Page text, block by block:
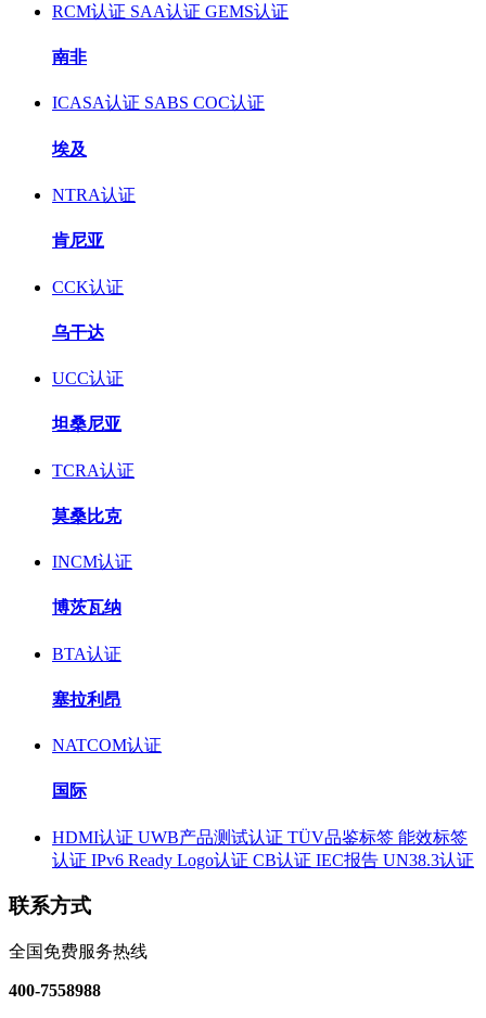
RCM认证 SAA认证 GEMS认证
南非
ICASA认证 SABS COC认证
埃及
NTRA认证
肯尼亚
CCK认证
乌干达
UCC认证
坦桑尼亚
TCRA认证
莫桑比克
INCM认证
博茨瓦纳
BTA认证
塞拉利昂
NATCOM认证
国际
HDMI认证 UWB产品测试认证 TÜV品鉴标签 能效标签
认证 IPv6 Ready Logo认证 CB认证 IEC报告 UN38.3认证
联系方式
全国免费服务热线
400-7558988